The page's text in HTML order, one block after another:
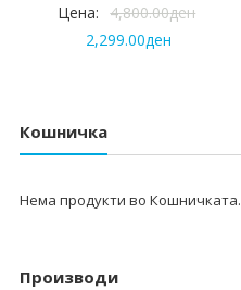
Цена: 4,800.00ден
2,299.00ден
Кошничка
Нема продукти во Кошничката.
Производи